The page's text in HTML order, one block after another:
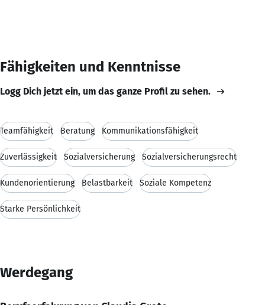
Fähigkeiten und Kenntnisse
Logg Dich jetzt ein, um das ganze Profil zu sehen.
Teamfähigkeit Beratung Kommunikationsfähigkeit
Zuverlässigkeit Sozialversicherung Sozialversicherungsrecht
Kundenorientierung Belastbarkeit Soziale Kompetenz
Starke Persönlichkeit
Werdegang